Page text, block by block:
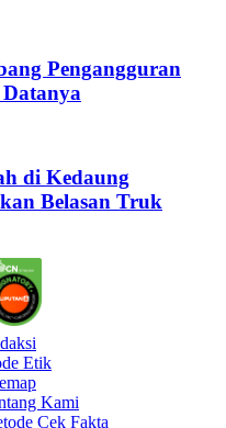
Pengangguran
di Kedaung
Belasan Truk
Etik
Kami
Cek Fakta